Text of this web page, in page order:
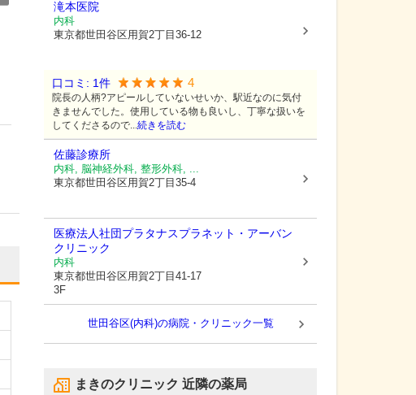
滝本医院
内科
東京都世田谷区用賀2丁目36-12
口コミ: 1件 4
院長の人柄?アピールしていないせいか、駅近なのに気付
きませんでした。使用している物も良いし、丁寧な扱いを
してくださるので...続きを読む
佐藤診療所
内科, 脳神経外科, 整形外科, ...
東京都世田谷区用賀2丁目35-4
医療法人社団プラタナス プラネット・アーバン
クリニック
内科
東京都世田谷区用賀2丁目41-17
3F
世田谷区(内科)の病院・クリニック一覧
まきのクリニック 近隣の薬局